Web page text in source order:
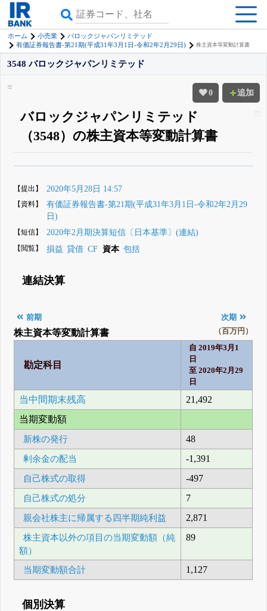
ホーム 小売業
バロックジャパンリミテッド
有価証券報告書-第21期(平成31年3月1日-令和2年2月29日)
株主資本等変動計算書
0 追加
3548 バロックジャパンリミテッド
バロックジャパンリミテッド
（3548）の株主資本等変動計算書
詳しく見られる 無料でβ版をはじめる
登録すると永久30%OFFと米株版の先行利用も付きます
【提出】 2020年5月28日 14:57
【資料】
有価証券報告書-第21期(平成31年3月1日-令和2年2月29
日)
【短信】 2020年2月期決算短信〔日本基準〕(連結)
【閲覧】 損益 貸借 CF 資本 包括
連結決算
前期 次期
株主資本等変動計算書 （百万円）
勘定科目
自 2019年3月1
日
至 2020年2月29
日
当中間期末残高
21,492
当期変動額
新株の発行
48
剰余金の配当
-1,391
自己株式の取得
-497
自己株式の処分
7
親会社株主に帰属する四半期純利益
2,871
株主資本以外の項目の当期変動額（純
額）
89
当期変動額合計 1,127
個別決算